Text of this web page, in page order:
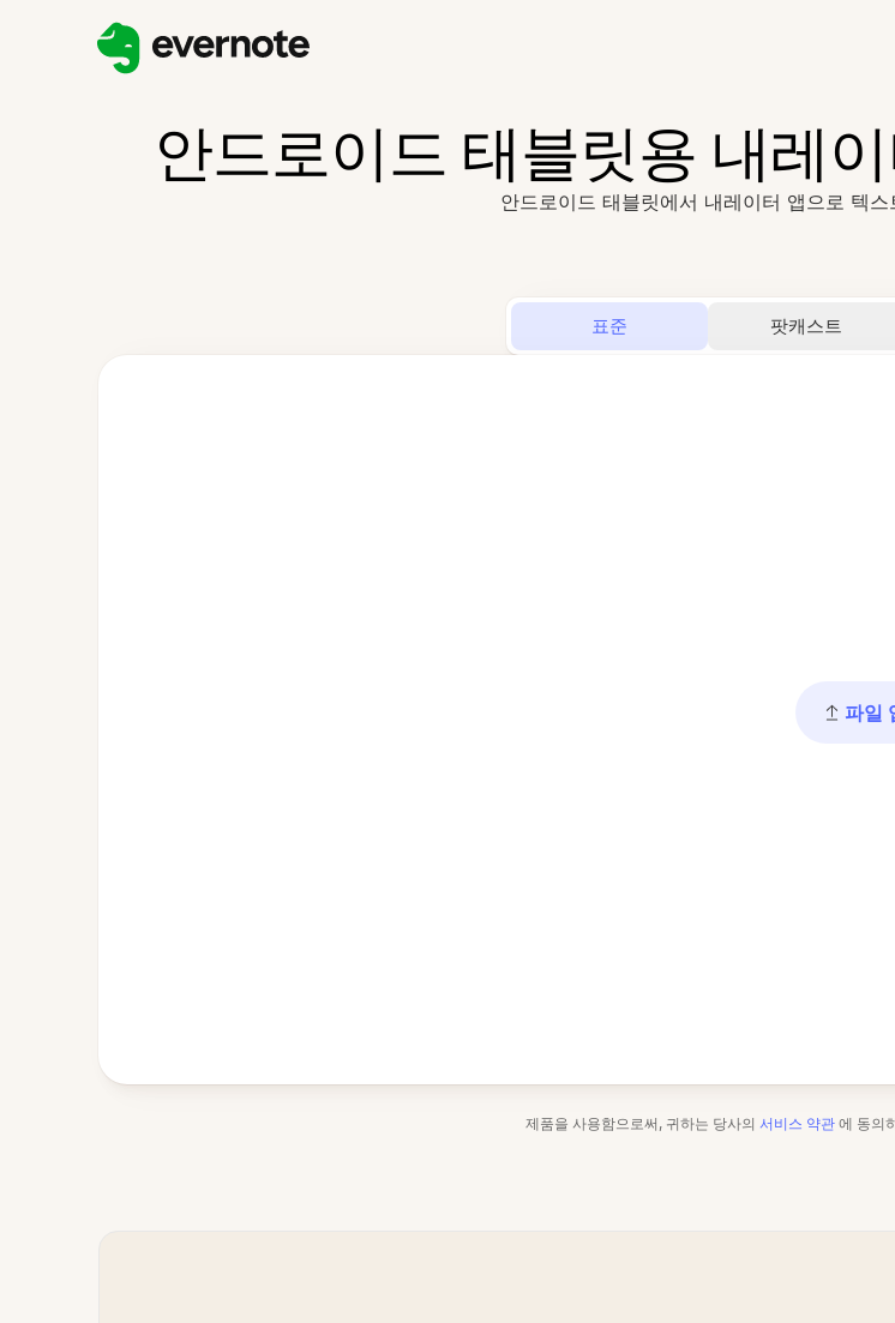
안드로이드 태블릿용 내레
안드로이드 태블릿에서 내레이터 앱으로 텍
표준 팟캐스트
파일
제품을 사용함으로써, 귀하는 당사의 서비스 약관 에 동의